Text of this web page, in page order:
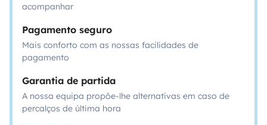
acompanhar
Pagamento seguro
Mais conforto com as nossas facilidades de
pagamento
Garantia de partida
A nossa equipa propõe-lhe alternativas em caso de
percalços de última hora